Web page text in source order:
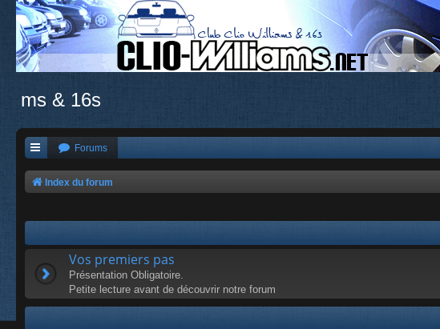
ms & 16s
Forums
Index du forum
Vos premiers pas
Présentation Obligatoire.
Petite lecture avant de découvrir notre forum